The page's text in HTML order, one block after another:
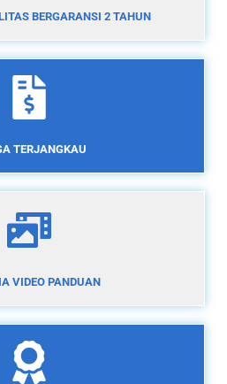
BERGARANSI 2 TAHUN
TERJANGKAU
VIDEO PANDUAN